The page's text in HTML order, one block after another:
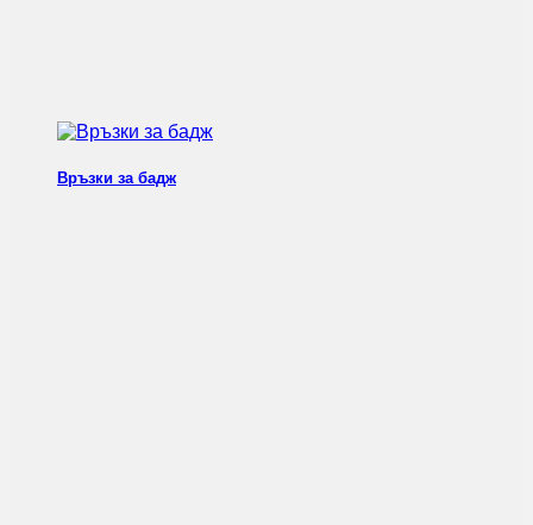
Връзки за бадж